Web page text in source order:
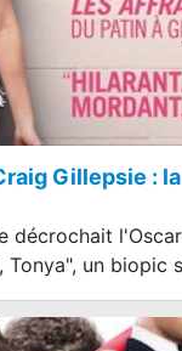
Gillepsie :
décrochait
Tonya", un biopic